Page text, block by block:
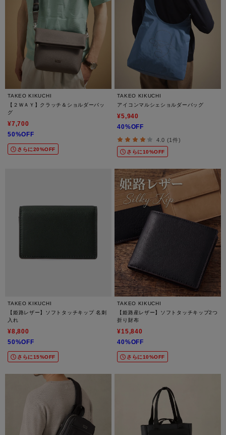
TAKEO KIKUCHI
【２ＷＡＹ】クラッチ＆ショルダーバッ
グ
¥7,700
50%OFF
さらに20%OFF
TAKEO KIKUCHI
アイコンマルシェショルダーバッグ
¥5,940
40%OFF
4.0 (1件)
さらに10%OFF
TAKEO KIKUCHI
【姫路レザー】ソフトタッチキップ 名刺
入れ
¥8,800
50%OFF
さらに15%OFF
TAKEO KIKUCHI
【姫路産レザー】ソフトタッチキップ2つ
折り財布
¥15,840
40%OFF
さらに10%OFF